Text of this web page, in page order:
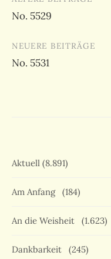
No. 5529
NEUERE BEITRÄGE
No. 5531
Aktuell (8.891)
Am Anfang (184)
An die Weisheit (1.623)
Dankbarkeit (245)